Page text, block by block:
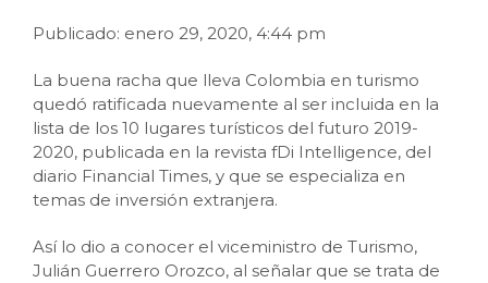
Publicado: enero 29, 2020, 4:44 pm
La buena racha que lleva Colombia en turismo
quedó ratificada nuevamente al ser incluida en la
lista de los 10 lugares turísticos del futuro 2019-
2020, publicada en la revista fDi Intelligence, del
diario Financial Times, y que se especializa en
temas de inversión extranjera.
Así lo dio a conocer el viceministro de Turismo,
Julián Guerrero Orozco, al señalar que se trata de